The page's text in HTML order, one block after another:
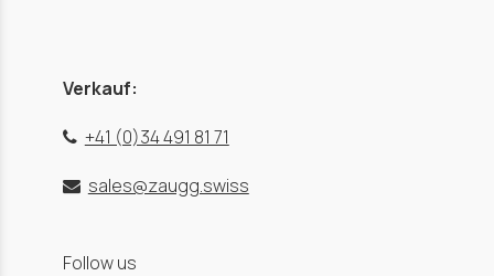
Verkauf:
+41 (0)34 491 81 71
sales@zaugg.swiss
Follow us